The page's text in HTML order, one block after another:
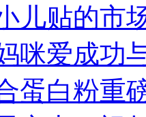
儿贴的市
咪爱成功
蛋白粉重